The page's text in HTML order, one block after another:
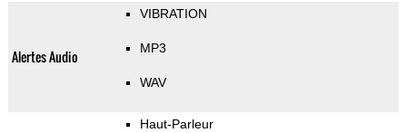
Alertes Audio
VIBRATION
MP3
WAV
Haut-Parleur